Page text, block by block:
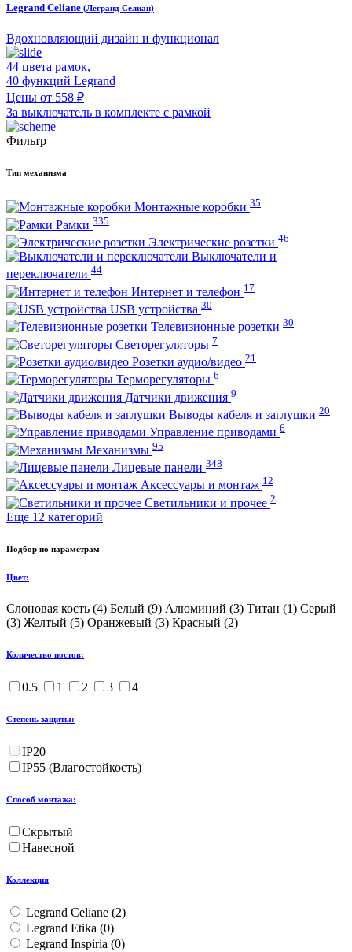
Legrand Celiane (Легранд Селиан)
Вдохновляющий дизайн и функционал
44 цвета рамок,
40 функций Legrand
Цены от 558 ₽
За выключатель в комплекте с рамкой
Фильтр
Тип механизма
Монтажные коробки 35
Рамки 335
Электрические розетки 46
Выключатели и
переключатели 44
Интернет и телефон 17
USB устройства 30
Телевизионные розетки 30
Светорегуляторы 7
Розетки аудио/видео 21
Терморегуляторы 6
Датчики движения 9
Выводы кабеля и заглушки 20
Управление приводами 6
Механизмы 95
Лицевые панели 348
Аксессуары и монтаж 12
Светильники и прочее 2
Еще 12 категорий
Подбор по параметрам
Цвет:
Слоновая кость (4) Белый (9) Алюминий (3) Титан (1) Серый
(3) Желтый (5) Оранжевый (3) Красный (2)
Количество постов:
0.5 1 2 3 4
Степень защиты:
IP20
IP55 (Влагостойкость)
Способ монтажа:
Скрытый
Навесной
Коллекция
Legrand Celiane (2)
Legrand Etika (0)
Legrand Inspiria (0)